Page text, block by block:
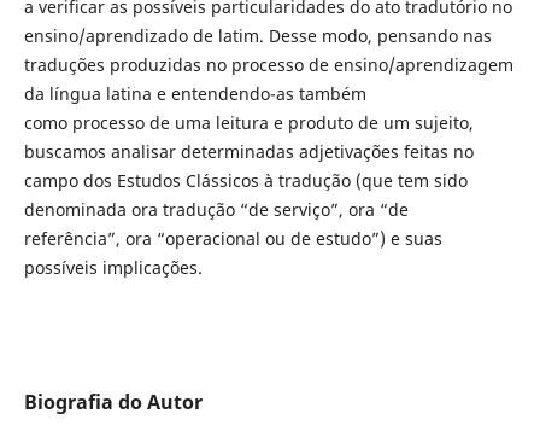
a verificar as possíveis particularidades do ato tradutório no
ensino/aprendizado de latim. Desse modo, pensando nas
traduções produzidas no processo de ensino/aprendizagem
da língua latina e entendendo-as também
como processo de uma leitura e produto de um sujeito,
buscamos analisar determinadas adjetivações feitas no
campo dos Estudos Clássicos à tradução (que tem sido
denominada ora tradução “de serviço”, ora “de
referência”, ora “operacional ou de estudo”) e suas
possíveis implicações.
Biografia do Autor